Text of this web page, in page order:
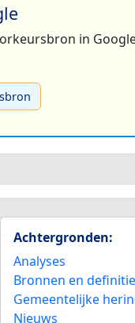
in
Achtergronden:
Analyses
Bronnen en
Gemeentelijke
Nieuws